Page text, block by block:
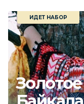
ИДЕТ НАБОР